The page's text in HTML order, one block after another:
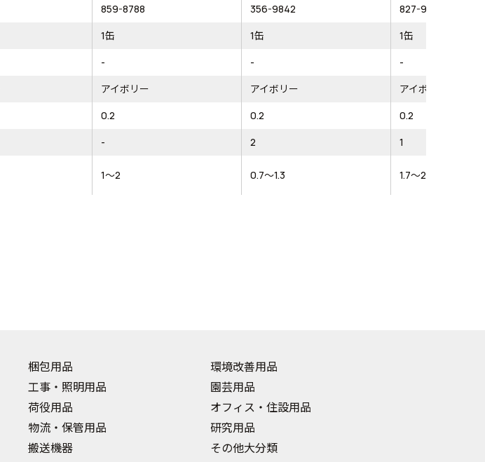
859-8788 356-9842
827-9402
1缶 1缶
1缶
- -
-
アイボリー アイボリー
アイボリー
0.2 0.2
0.2
- 2 1
1～2 0.7～1.3 1.7～2
梱包用品
工事・照明用品
荷役用品
物流・保管用品
搬送機器
環境改善用品
園芸用品
オフィス・住設用品
研究用品
その他大分類